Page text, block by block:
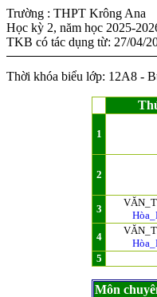
Trường : THPT Krông Ana
Học kỳ 2, năm học 2025-
TKB có tác dụng từ: 27/04/
Thời khóa biểu lớp: 12A8 -
1
2
3
4
5
Môn